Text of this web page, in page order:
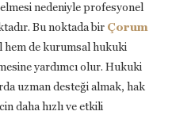
nedeniyle profesyonel
Bu noktada bir Çorum
hem de kurumsal hukuki
yardımcı olur. Hukuki
uzman desteği almak, hak
daha hızlı ve etkili